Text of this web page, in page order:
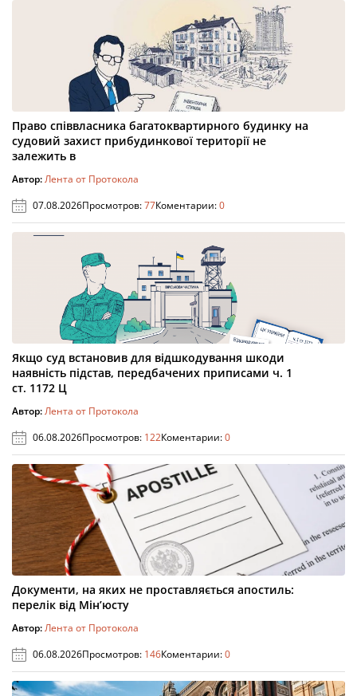
Право співвласника багатоквартирного будинку на
судовий захист прибудинкової території не
залежить в
Автор:Лента от Протокола
07.08.2026Просмотров:77Коментарии:0
Якщо суд встановив для відшкодування шкоди
наявність підстав, передбачених приписами ч. 1
ст. 1172 Ц
Автор:Лента от Протокола
06.08.2026Просмотров: 122Коментарии:0
Документи, на яких не проставляється апостиль:
перелік від Мін’юсту
Автор:Лента от Протокола
06.08.2026Просмотров: 146Коментарии:0